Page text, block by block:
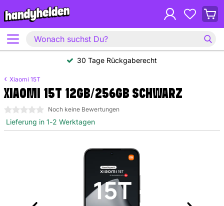
30 Tage Rückgaberecht
Xiaomi 15T
XIAOMI 15T 12GB/256GB SCHWARZ
0 Sterne Noch keine Bewertungen
Lieferung in 1-2 Werktagen